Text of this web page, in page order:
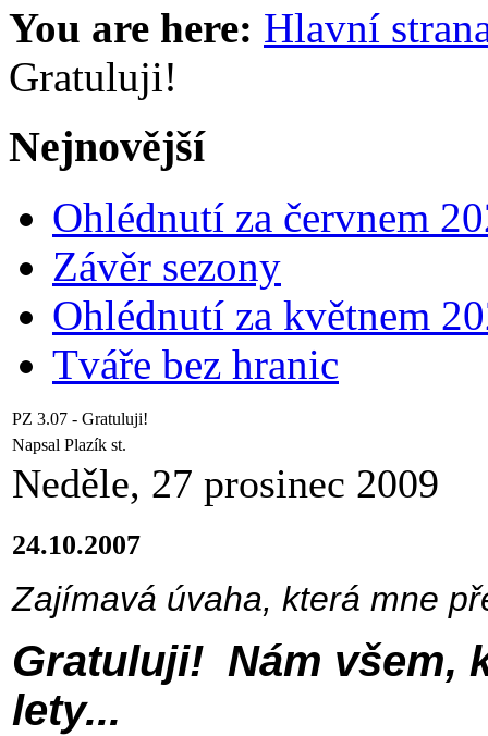
You are here: Hlavní
Gratuluji!
Nejnovější
Ohlédnutí za červnem
Závěr sezony
Ohlédnutí za květnem
Tváře bez hranic
PZ 3.07 - Gratuluji!
Napsal Plazík st.
Neděle, 27 prosinec 2009
24.10.2007
Zajímavá úvaha, která mne
Gratuluji! Nám všem,
lety...